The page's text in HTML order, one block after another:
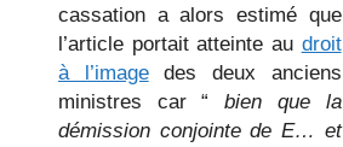
cassation a alors estimé que
l’article portait atteinte au droit
à l’imagedes deux anciens
ministres car “bien que la
démission conjointe de E… et